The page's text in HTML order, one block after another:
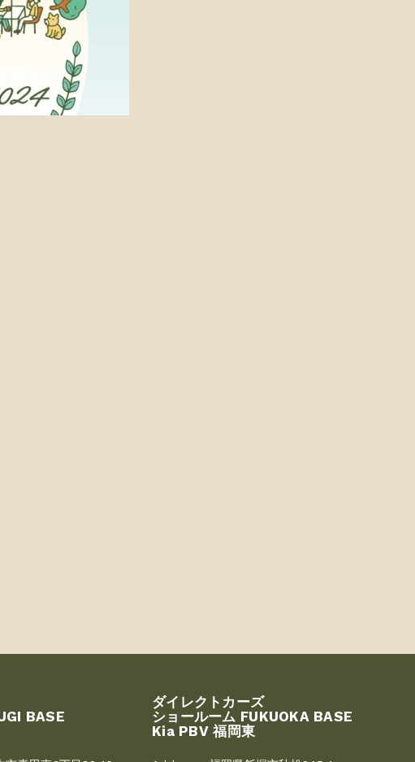
BASE
ダイレクトカーズ
ショールーム FUKUOKA BASE
Kia PBV 福岡東